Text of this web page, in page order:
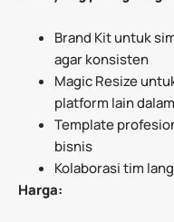
Brand Kit untuk
agar konsisten
Magic Resize
platform lain
Template
bisnis
Kolaborasi tim
Harga: